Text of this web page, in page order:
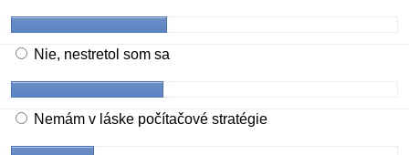
Nie, nestretol som sa
Nemám v láske počítačové stratégie